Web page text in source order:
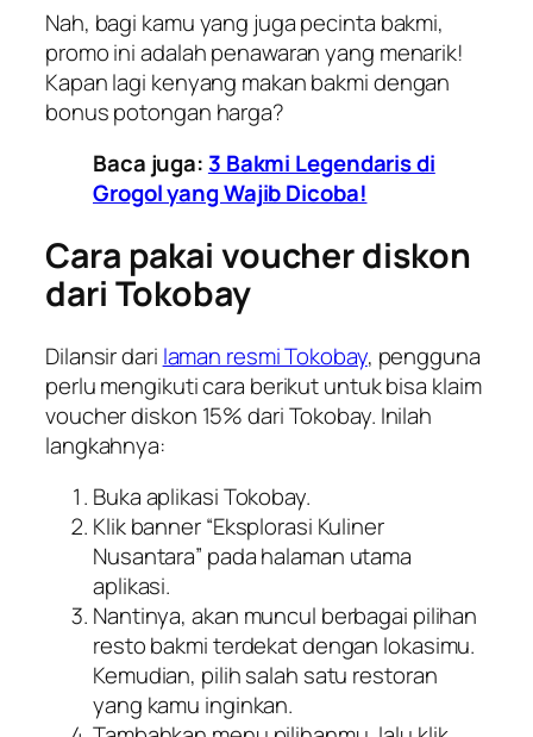
Nah, bagi kamu yang juga pecinta bakmi,
promo ini adalah penawaran yang menarik!
Kapan lagi kenyang makan bakmi dengan
bonus potongan harga?
Baca juga: 3 Bakmi Legendaris di
Grogol yang Wajib Dicoba!
Cara pakai voucher diskon
dari Tokobay
Dilansir dari laman resmi Tokobay, pengguna
perlu mengikuti cara berikut untuk bisa klaim
voucher diskon 15% dari Tokobay. Inilah
langkahnya:
Buka aplikasi Tokobay.
Klik banner “Eksplorasi Kuliner
Nusantara” pada halaman utama
aplikasi.
Nantinya, akan muncul berbagai pilihan
resto bakmi terdekat dengan lokasimu.
Kemudian, pilih salah satu restoran
yang kamu inginkan.